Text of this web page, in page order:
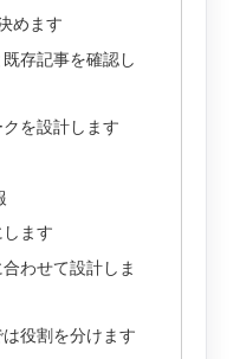
めます
存記事を確認し
を設計します
ます
わせて設計しま
役割を分けます